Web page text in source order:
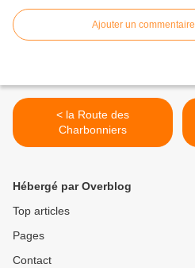
Ajouter un commentaire
< la Route des
Charbonniers
Hébergé par Overblog
Top articles
Pages
Contact